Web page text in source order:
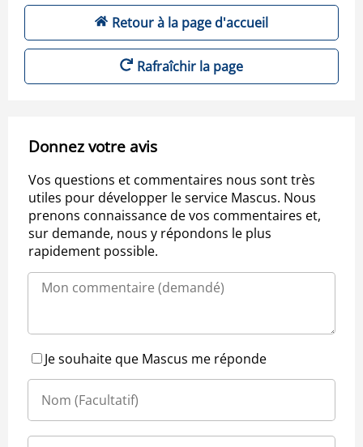
Retour à la page d'accueil
Rafraîchir la page
Donnez votre avis
Vos questions et commentaires nous sont très
utiles pour développer le service Mascus. Nous
prenons connaissance de vos commentaires et,
sur demande, nous y répondons le plus
rapidement possible.
Je souhaite que Mascus me réponde